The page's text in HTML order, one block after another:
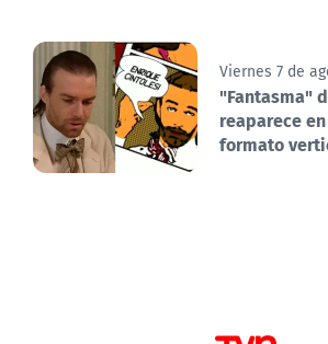
Viernes 7 de
"Fantasma"
reaparece
formato